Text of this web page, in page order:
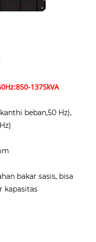
1375kVA
beban,50 Hz),
bakar sasis, bisa
kapasitas